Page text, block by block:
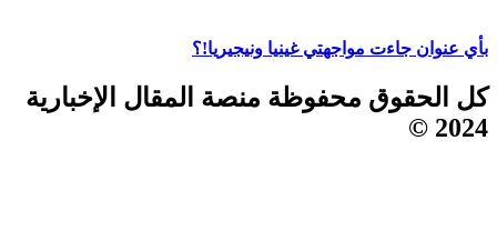
بأي عنوان جاءت مواجهتي غينيا ونيجيريا!؟
كل الحقوق محفوظة منصة المقال الإخبارية
2024 ©